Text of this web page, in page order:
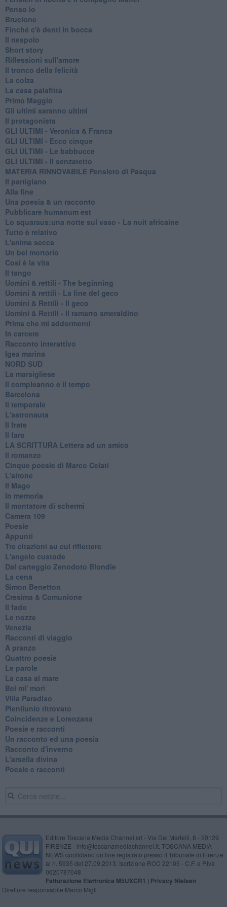
Penso io
Brucione
Finché c'è denti in bocca
Il nespolo
Short story
Riflessioni sull'amore
Il tronco della felicità
La colza
La casa palafitta
Primo Maggio
Gli ultimi saranno ultimi
Il protagonista
GLI ULTIMI - Veronica & Franca
GLI ULTIMI - Ecco cinque
GLI ULTIMI - Le babbucce
GLI ULTIMI - Il senzatetto
MATERIA RINNOVABILE Pensiero di Pasqua
Il partigiano
Alla fine
Una poesia & un racconto
Pubblicare humanum est
Lo squaraus:una notte sul vaso - La nuit africaine
Tutto è relativo
L'anima secca
Un bel mortorio
Cosi è la vita
Il tango
​Uomini & rettili - The beginning
​Uomini & rettili - La fine del geco
Uomini & Rettili - Il geco
Uomini & Rettili - Il ramarro smeraldino
Prima che mi addormenti
In carcere
Racconto interattivo
Igea marina
​NORD SUD
La marsigliese
Il compleanno e il tempo
Barcelona
Il temporale
L'astronauta
Il frate
Il faro
​LA SCRITTURA Lettera ad un amico
Il romanzo
Cinque poesie di Marco Celati
L'airone
Il Mago
In memoria
Il montatore di schermi
Camera 109
Poesie
Appunti
Tre citazioni su cui riflettere
L'angelo custode
Dal carteggio Zenodoto Blondie
La cena
Simon Benetton
Cresima & Comunione
Il fado
Le nozze
Venezia
Racconti di viaggio
A pranzo
Quattro poesie
Le parole
La casa al mare
Bel mi' morì
Villa Paradiso
Plenilunio ritrovato
Coincidenze e Lorenzana
Poesie e racconti
Un racconto ed una poesia
Racconto d'inverno
​L'arsella divina
Poesie e racconti
Editore Toscana Media Channel srl - Via Dei Martelli, 8 - 50129
FIRENZE - info@toscanamediachannel.it. TOSCANA MEDIA
NEWS quotidiano on line registrato presso il Tribunale di Firenze
al n. 5935 del 27.09.2013. Iscrizione ROC 22105 - C.F. e P.Iva
0620787048
Fatturazione Elettronica M5UXCR1 | Privacy Nielsen
Direttore responsabile Marco Migli